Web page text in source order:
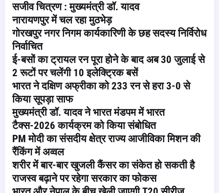
सजीव चित्रण : मुख्यमंत्री डॉ. यादव
नारायणपुर में चल रहा मुठभेड़
गोरखपुर नगर निगम कार्यकारिणी के छह सदस्य निर्विरोध
निर्वाचित
ई-बसों का ट्रायल रन पूरा होने के बाद अब 30 जुलाई से
2 रूटों पर चलेंगी 10 इलेक्ट्रिक बसें
भारत ने दक्षिण अफ्रीका को 233 रन से हरा 3-0 से
किया सूपड़ा साफ
मुख्यमंत्री डॉ. यादव ने भारत मंडपम में भारत
टैक्स-2026 कार्यक्रम को किया संबोधित
PM मोदी का संसदीय क्षेत्र राज्य आजीविका मिशन की
रैंकिंग में अव्वल
शरीर में बार-बार खुजली कैंसर का संकेत हो सकती है
राजस्व बढ़ाने पर रहेगा सरकार का फोकस